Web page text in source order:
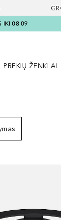
IKI 08 09
pagrindinį
PREKIŲ ŽENKLAI